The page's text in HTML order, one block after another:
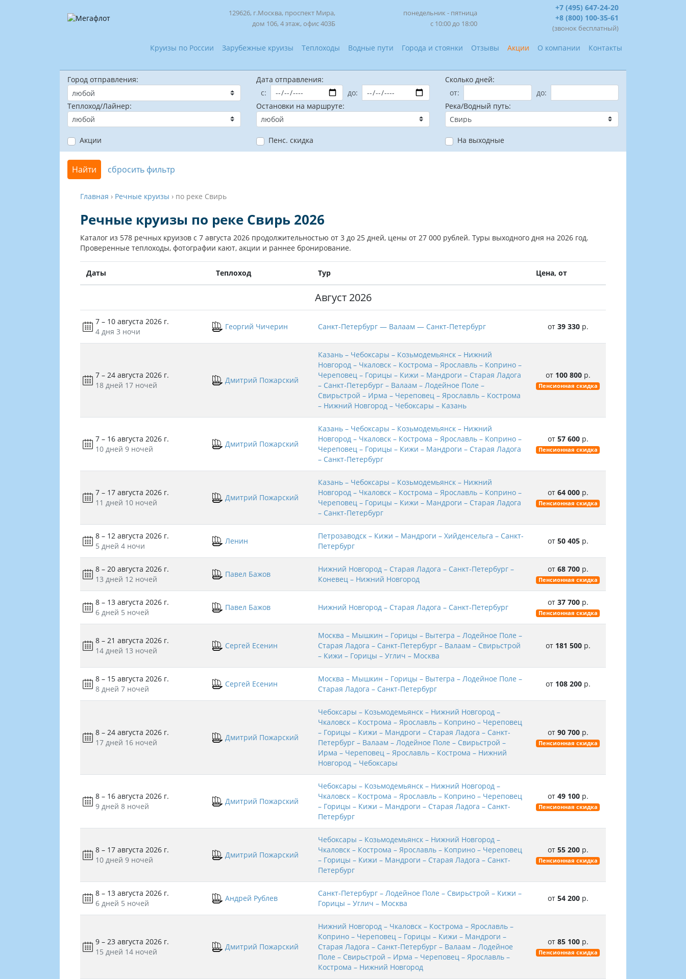
129626, г.Москва, проспект Мира,
дом 106, 4 этаж, офис 403Б
понедельник - пятница
с 10:00 до 18:00
+7 (495) 647-24-20
+8 (800) 100-35-61
(звонок бесплатный)
Круизы по России Зарубежные круизы Теплоходы Водные пути Города и стоянки Отзывы Акции О компании Контакты
Город отправления:
Дата отправления:
с:
до:
Сколько дней:
от:
до:
Теплоход/Лайнер:
Остановки на маршруте: Река/Водный путь:
Акции Пенс. скидка На выходные
Найти сбросить фильтр
Главная › Речные круизы › по реке Свирь
Речные круизы по реке Свирь 2026
Каталог из 578 речных круизов с 7 августа 2026 продолжительностью от 3 до 25 дней, цены от 27 000 рублей. Туры выходного дня на 2026 год.
Проверенные теплоходы, фотографии кают, акции и раннее бронирование.
Даты Теплоход Тур Цена, от
Август 2026
7 – 10 августа 2026 г.
4 дня 3 ночи
Георгий Чичерин Санкт-Петербург — Валаам — Санкт-Петербург от 39 330р.
7 – 24 августа 2026 г.
18 дней 17 ночей
Дмитрий Пожарский
Казань – Чебоксары – Козьмодемьянск – Нижний
Новгород – Чкаловск – Кострома – Ярославль – Коприно –
Череповец – Горицы – Кижи – Мандроги – Старая Ладога
– Санкт-Петербург – Валаам – Лодейное Поле –
Свирьстрой – Ирма – Череповец – Ярославль – Кострома
– Нижний Новгород – Чебоксары – Казань
от 100 800р.
Пенсионная скидка
7 – 16 августа 2026 г.
10 дней 9 ночей
Дмитрий Пожарский
Казань – Чебоксары – Козьмодемьянск – Нижний
Новгород – Чкаловск – Кострома – Ярославль – Коприно –
Череповец – Горицы – Кижи – Мандроги – Старая Ладога
– Санкт-Петербург
от 57 600р.
Пенсионная скидка
7 – 17 августа 2026 г.
11 дней 10 ночей
Дмитрий Пожарский
Казань – Чебоксары – Козьмодемьянск – Нижний
Новгород – Чкаловск – Кострома – Ярославль – Коприно –
Череповец – Горицы – Кижи – Мандроги – Старая Ладога
– Санкт-Петербург
от 64 000р.
Пенсионная скидка
8 – 12 августа 2026 г.
5 дней 4 ночи
Ленин
Петрозаводск – Кижи – Мандроги – Хийденсельга – Санкт-
Петербург
от 50 405р.
8 – 20 августа 2026 г.
13 дней 12 ночей
Павел Бажов
Нижний Новгород – Старая Ладога – Санкт-Петербург –
Коневец – Нижний Новгород
от 68 700р.
Пенсионная скидка
8 – 13 августа 2026 г.
6 дней 5 ночей
Павел Бажов Нижний Новгород – Старая Ладога – Санкт-Петербург
от 37 700р.
Пенсионная скидка
8 – 21 августа 2026 г.
14 дней 13 ночей
Сергей Есенин
Москва – Мышкин – Горицы – Вытегра – Лодейное Поле –
Старая Ладога – Санкт-Петербург – Валаам – Свирьстрой
– Кижи – Горицы – Углич – Москва
от 181 500р.
8 – 15 августа 2026 г.
8 дней 7 ночей
Сергей Есенин
Москва – Мышкин – Горицы – Вытегра – Лодейное Поле –
Старая Ладога – Санкт-Петербург
от 108 200р.
8 – 24 августа 2026 г.
17 дней 16 ночей
Дмитрий Пожарский
Чебоксары – Козьмодемьянск – Нижний Новгород –
Чкаловск – Кострома – Ярославль – Коприно – Череповец
– Горицы – Кижи – Мандроги – Старая Ладога – Санкт-
Петербург – Валаам – Лодейное Поле – Свирьстрой –
Ирма – Череповец – Ярославль – Кострома – Нижний
Новгород – Чебоксары
от 90 700р.
Пенсионная скидка
8 – 16 августа 2026 г.
9 дней 8 ночей
Дмитрий Пожарский
Чебоксары – Козьмодемьянск – Нижний Новгород –
Чкаловск – Кострома – Ярославль – Коприно – Череповец
– Горицы – Кижи – Мандроги – Старая Ладога – Санкт-
Петербург
от 49 100р.
Пенсионная скидка
8 – 17 августа 2026 г.
10 дней 9 ночей
Дмитрий Пожарский
Чебоксары – Козьмодемьянск – Нижний Новгород –
Чкаловск – Кострома – Ярославль – Коприно – Череповец
– Горицы – Кижи – Мандроги – Старая Ладога – Санкт-
Петербург
от 55 200р.
Пенсионная скидка
8 – 13 августа 2026 г.
6 дней 5 ночей
Андрей Рублев
Санкт-Петербург – Лодейное Поле – Свирьстрой – Кижи –
Горицы – Углич – Москва
от 54 200р.
9 – 23 августа 2026 г.
15 дней 14 ночей
Дмитрий Пожарский
Нижний Новгород – Чкаловск – Кострома – Ярославль –
Коприно – Череповец – Горицы – Кижи – Мандроги –
Старая Ладога – Санкт-Петербург – Валаам – Лодейное
Поле – Свирьстрой – Ирма – Череповец – Ярославль –
Кострома – Нижний Новгород
от 85 100р.
Пенсионная скидка